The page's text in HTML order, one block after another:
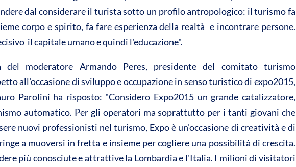
dal considerare il turista sotto un profilo antropologico: il turismo fa
corpo e spirito, fa fare esperienza della realtà e incontrare persone.
il capitale umano e quindi l'educazione".
del moderatore Armando Peres, presidente del comitato turismo
all'occasione di sviluppo e occupazione in senso turistico di expo2015,
Parolini ha risposto: "Considero Expo2015 un grande catalizzatore,
automatico. Per gli operatori ma soprattutto per i tanti giovani che
nuovi professionisti nel turismo, Expo è un'occasione di creatività e di
a muoversi in fretta e insieme per cogliere una possibilità di crescita.
più conosciute e attrattive la Lombardia e l'Italia. I milioni di visitatori